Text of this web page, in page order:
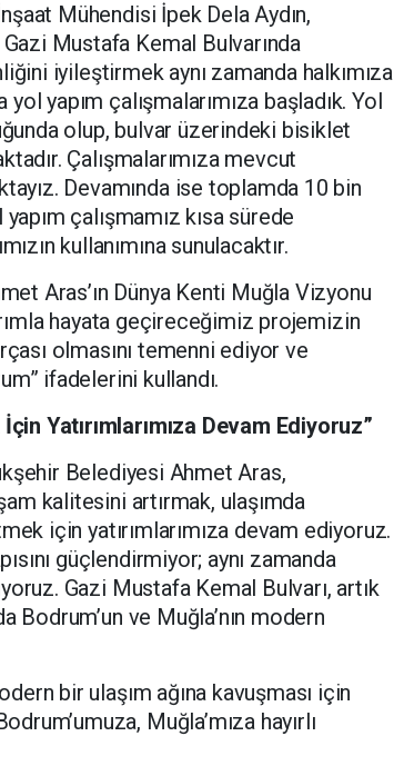
Mühendisi İpek Dela Aydın,
Mustafa Kemal Bulvarında
iyileştirmek aynı zamanda halkımıza
yapım çalışmalarımıza başladık. Yol
olup, bulvar üzerindeki bisiklet
Çalışmalarımıza mevcut
Devamında ise toplamda 10 bin
çalışmamız kısa sürede
kullanımına sunulacaktır.
Aras’ın Dünya Kenti Muğla Vizyonu
hayata geçireceğimiz projemizin
olmasını temenni ediyor ve
ifadelerini kullandı.
Yatırımlarımıza Devam Ediyoruz”
Belediyesi Ahmet Aras,
kalitesini artırmak, ulaşımda
için yatırımlarımıza devam ediyoruz.
güçlendirmiyor; aynı zamanda
Gazi Mustafa Kemal Bulvarı, artık
Bodrum’un ve Muğla’nın modern
bir ulaşım ağına kavuşması için
Muğla’mıza hayırlı